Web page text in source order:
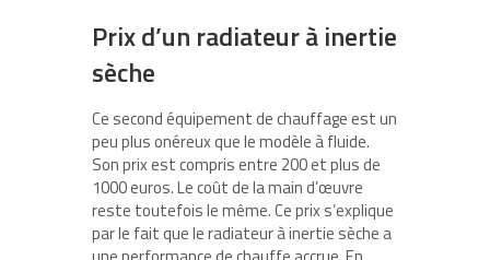
Prix d’un radiateur à inertie
sèche
Ce second équipement de chauffage est un
peu plus onéreux que le modèle à fluide.
Son prix est compris entre 200 et plus de
1000 euros. Le coût de la main d’œuvre
reste toutefois le même. Ce prix s’explique
par le fait que le radiateur à inertie sèche a